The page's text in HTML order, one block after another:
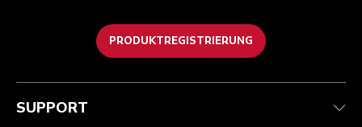
PRODUKTREGISTRIERUNG
Kundenservice
Garantie und Dokumente
Kontaktieren Sie uns.
Teilnahmebedingungen
Rückgaben und Erstattungen
Impressum
Die Marke
Händlersuche
SUPPORT